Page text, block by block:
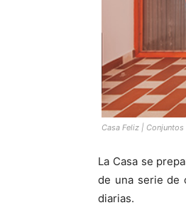
Casa Feliz |
La Casa se
de una serie de
diarias.